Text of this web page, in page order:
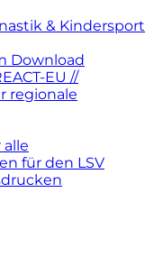
& Kindersport
Download
EU //
regionale
alle
für den LSV